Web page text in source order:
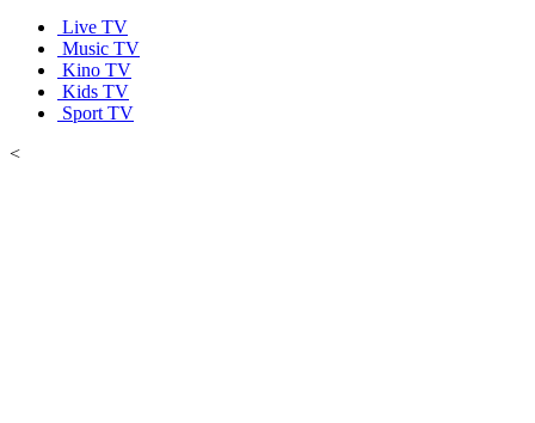
Live TV
Music TV
Kino TV
Kids TV
Sport TV
<